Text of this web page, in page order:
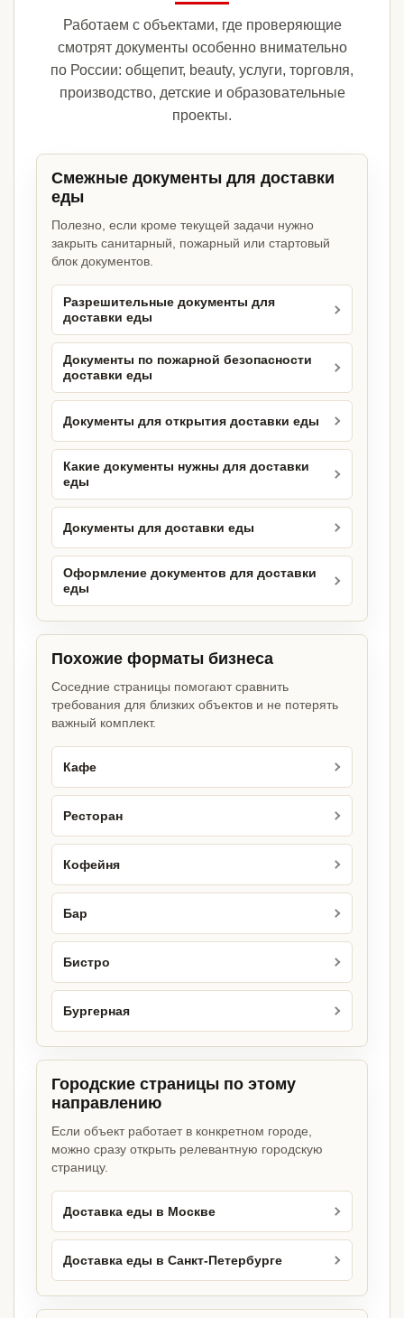
Работаем с объектами, где проверяющие
смотрят документы особенно внимательно
по России: общепит, beauty, услуги, торговля,
производство, детские и образовательные
проекты.
Смежные документы для доставки
еды
Полезно, если кроме текущей задачи нужно
закрыть санитарный, пожарный или стартовый
блок документов.
Разрешительные документы для
доставки еды
Документы по пожарной безопасности
доставки еды
Документы для открытия доставки еды
Какие документы нужны для доставки
еды
Документы для доставки еды
Оформление документов для доставки
еды
Похожие форматы бизнеса
Соседние страницы помогают сравнить
требования для близких объектов и не потерять
важный комплект.
Кафе
Ресторан
Кофейня
Бар
Бистро
Бургерная
Городские страницы по этому
направлению
Если объект работает в конкретном городе,
можно сразу открыть релевантную городскую
страницу.
Доставка еды в Москве
Доставка еды в Санкт-Петербурге